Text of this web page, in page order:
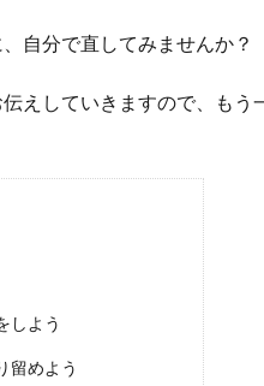
自分で直してみませんか？
えしていきますので、もう
しよう
留めよう